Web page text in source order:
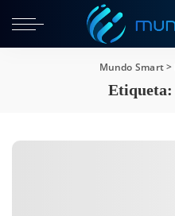
Mundo Smart>
Etiqueta: